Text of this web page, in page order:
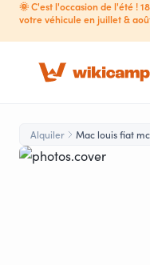
🌞 C'est l'occasion de l'été !
votre véhicule en juillet &
Alquiler Mac louis fiat